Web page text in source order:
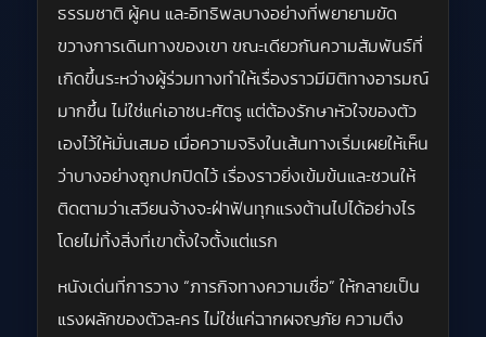
ธรรมชาติ ผู้คน และอิทธิพลบางอย่างที่พยายามขัด
ขวางการเดินทางของเขา ขณะเดียวกันความสัมพันธ์ที่
เกิดขึ้นระหว่างผู้ร่วมทางทำให้เรื่องราวมีมิติทางอารมณ์
มากขึ้น ไม่ใช่แค่เอาชนะศัตรู แต่ต้องรักษาหัวใจของตัว
เองไว้ให้มั่นเสมอ เมื่อความจริงในเส้นทางเริ่มเผยให้เห็น
ว่าบางอย่างถูกปกปิดไว้ เรื่องราวยิ่งเข้มข้นและชวนให้
ติดตามว่าเสวียนจ้างจะฝ่าฟันทุกแรงต้านไปได้อย่างไร
โดยไม่ทิ้งสิ่งที่เขาตั้งใจตั้งแต่แรก
หนังเด่นที่การวาง “ภารกิจทางความเชื่อ” ให้กลายเป็น
แรงผลักของตัวละคร ไม่ใช่แค่ฉากผจญภัย ความตึง